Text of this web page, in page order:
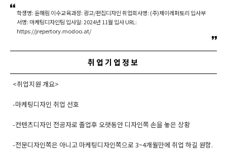
학생명: 윤해림 이수교육과정: 광고/편집디자인 취업회사명: (주)제이레퍼토리 입사부
서명: 마케팅디자인팀 입사일: 2024년 11월 입사 URL:
https://jrepertory.modoo.at/
취업기업정보
<취업지원 개요>
-마케팅디자인 취업 선호
-컨텐츠디자인 전공자로 졸업후 오랫동안 디자인쪽 손을 놓은 상황
-전문디자인쪽은 아니고 마케팅디자인쪽으로 3~4개월만에 취업 하길 원함.